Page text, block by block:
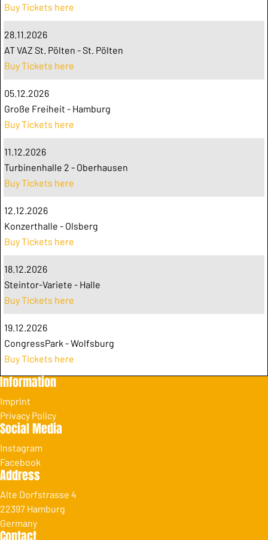
Buy Tickets here
28.11.2026
AT VAZ St. Pölten - St. Pölten
Buy Tickets here
05.12.2026
Große Freiheit - Hamburg
Buy Tickets here
11.12.2026
Turbinenhalle 2 - Oberhausen
Buy Tickets here
12.12.2026
Konzerthalle - Olsberg
Buy Tickets here
18.12.2026
Steintor-Variete - Halle
Buy Tickets here
19.12.2026
CongressPark - Wolfsburg
Buy Tickets here
Information
Imprint
Privacy Policy
Social Media
Instagram
Facebook
Address
Alte Dorfstrasse 4
22397 Hamburg
Germany
Contact